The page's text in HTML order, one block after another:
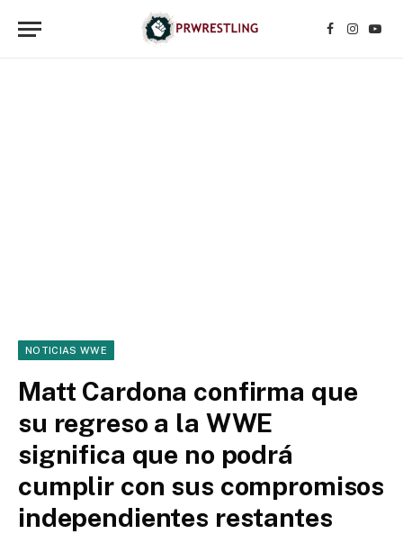
Facebook
NOTICIAS WWE
Matt Cardona confirma que
su regreso a la WWE
significa que no podrá
cumplir con sus compromisos
independientes restantes